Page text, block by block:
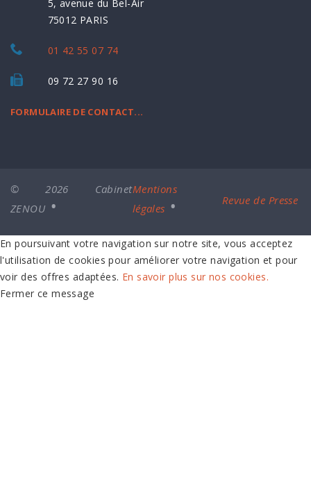
5, avenue du Bel-Air
75012 PARIS
01 42 55 07 74
09 72 27 90 16
FORMULAIRE DE CONTACT...
© 2026 Cabinet
ZENOU
Mentions
légales
Revue de Presse
En poursuivant votre navigation sur notre site, vous acceptez
l'utilisation de cookies pour améliorer votre navigation et pour
voir des offres adaptées. En savoir plus sur nos cookies.
Fermer ce message